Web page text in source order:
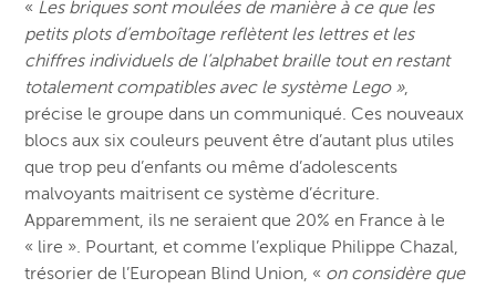
« Les briques sont moulées de manière à ce que les
petits plots d’emboîtage reflètent les lettres et les
chiffres individuels de l’alphabet braille tout en restant
totalement compatibles avec le système Lego »,
précise le groupe dans un communiqué. Ces nouveaux
blocs aux six couleurs peuvent être d’autant plus utiles
que trop peu d’enfants ou même d’adolescents
malvoyants maitrisent ce système d’écriture.
Apparemment, ils ne seraient que 20% en France à le
« lire ». Pourtant, et comme l’explique Philippe Chazal,
trésorier de l’European Blind Union, « on considère que